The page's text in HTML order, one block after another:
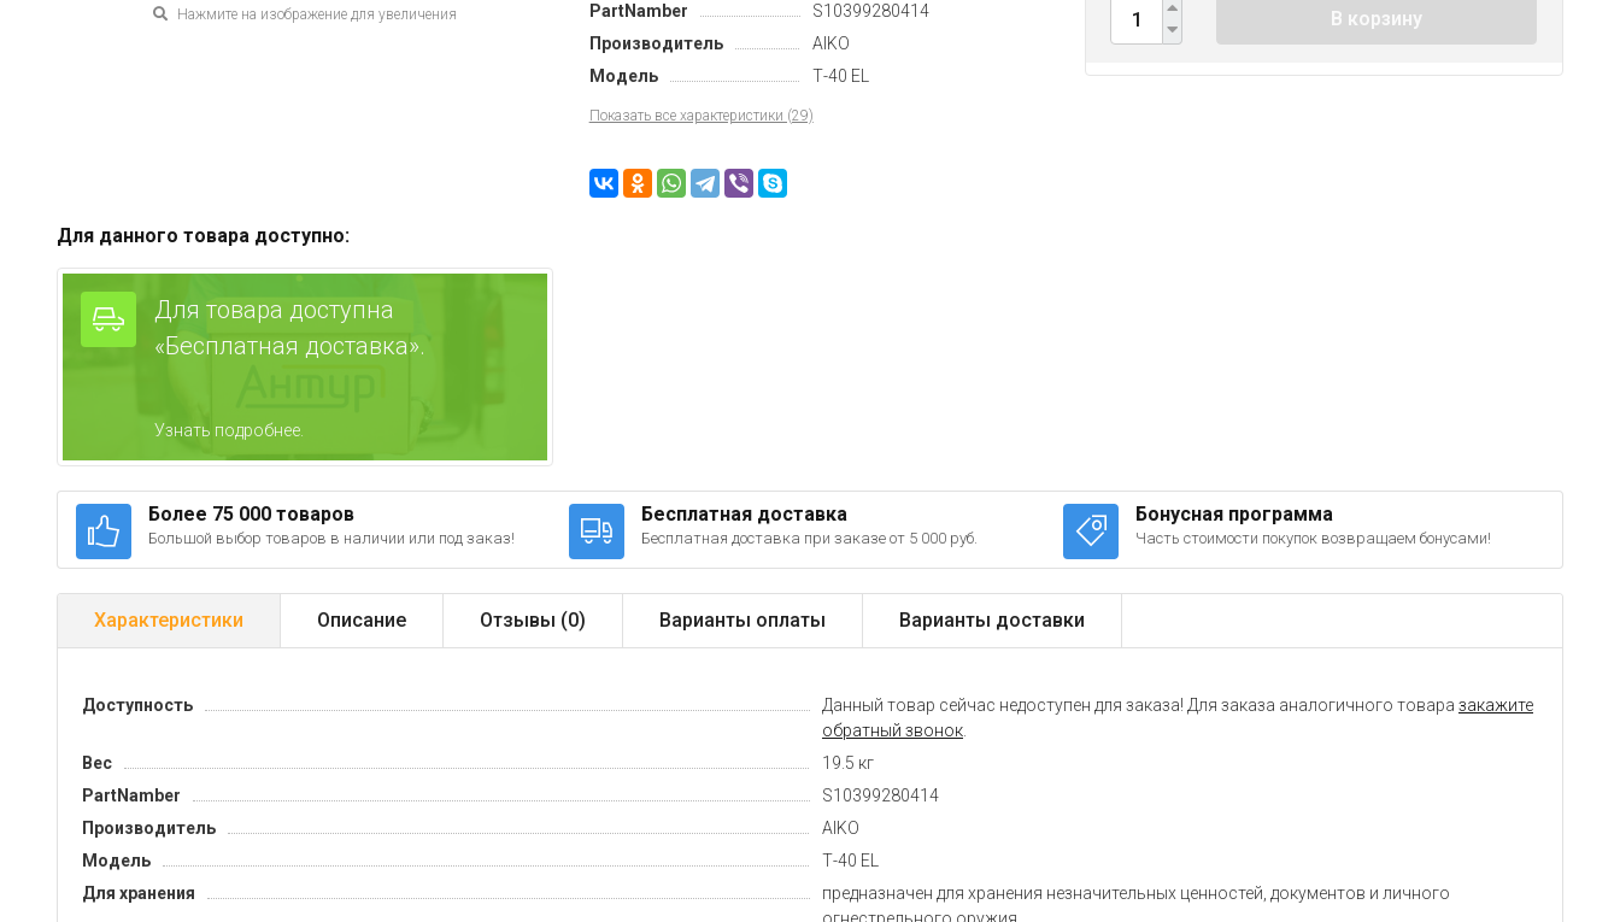
Нажмите на изображение для увеличения
PartNamber
S10399280414
Производитель
AIKO
Модель
Т-40 EL
Показать все характеристики (29)
Для данного товара доступно:
Для товара доступна
«Бесплатная доставка».
Узнать подробнее.
В корзину
Более 75 000 товаров
Большой выбор товаров в наличии или под заказ!
Бесплатная доставка
Бесплатная доставка при заказе от 5 000 руб.
Бонусная программа
Часть стоимости покупок возвращаем бонусами!
Характеристики Описание Отзывы (0) Варианты оплаты Варианты доставки
Доступность Данный товар сейчас недоступен для заказа! Для заказа аналогичного товара закажите
обратный звонок
Вес
19.5 кг
PartNamber
S10399280414
Производитель
AIKO
Модель
Т-40 EL
Для хранения
предназначен для хранения незначительных ценностей, документов и личного